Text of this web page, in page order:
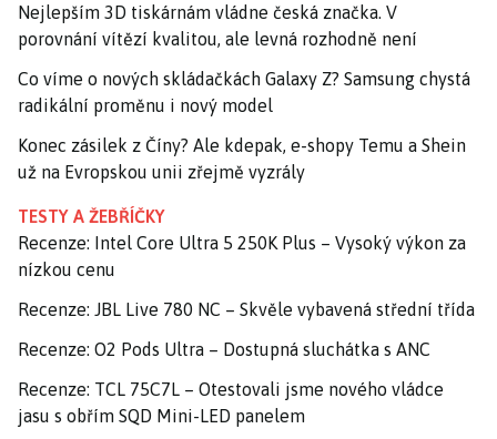
Nejlepším 3D tiskárnám vládne česká značka. V
porovnání vítězí kvalitou, ale levná rozhodně není
Co víme o nových skládačkách Galaxy Z? Samsung chystá
radikální proměnu i nový model
Konec zásilek z Číny? Ale kdepak, e-shopy Temu a Shein
už na Evropskou unii zřejmě vyzrály
TESTY A ŽEBŘÍČKY
Recenze: Intel Core Ultra 5 250K Plus – Vysoký výkon za
nízkou cenu
Recenze: JBL Live 780 NC – Skvěle vybavená střední třída
Recenze: O2 Pods Ultra – Dostupná sluchátka s ANC
Recenze: TCL 75C7L – Otestovali jsme nového vládce
jasu s obřím SQD Mini-LED panelem